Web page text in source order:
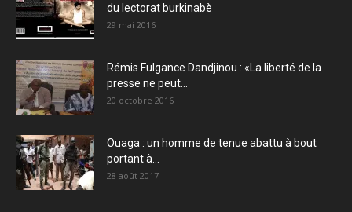
du lectorat burkinabè
29 mai 2016
Rémis Fulgance Dandjinou : «La liberté de la
presse ne peut...
20 octobre 2016
Ouaga : un homme de tenue abattu à bout
portant à...
28 août 2017